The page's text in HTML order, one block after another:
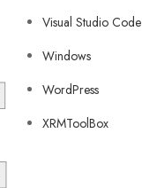
Visual Studio Code
Windows
WordPress
XRMToolBox